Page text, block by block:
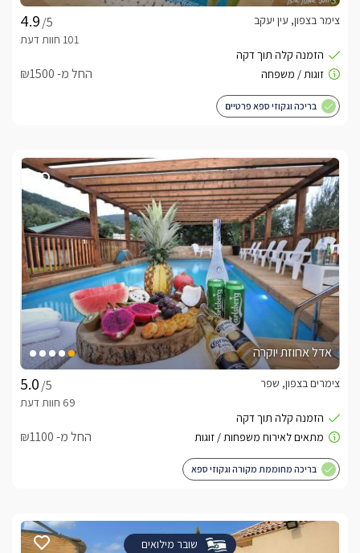
בלב המתחם מחכה בריכת שחייה בנויה, מחוממת ומקורה
המאפשרת רחצה נעימה בכל עונות השנה. סביב הבריכה תמצאו
לצד הבריכה עומד מתחם ספא משותף הכולל ג’קוזי ספא גדול
נשימה , יוצר חוויית חוץ רגועה, מאוזנת ומלאת שלווה, כזו שמלווה
אתכם הרבה אחרי שהחופשה מסתיימת.
מה כלול באירוח?
בהגיעכם לבקתה יחכו לכם מגוון פנוקים, בקבוק יין, חלב, שוקולדים
, חטיפים  ופירות העונה . בנוסף סבונים ומגבות רחצה
נעימות.בתוספת תשלום ובתיאום מראש (מול ספק חיצוני) ניתן
וכן להזמין מגוון טיפולי גוף ועיסויים להשלמת החוויה.
מה חשוב לדעת?
כל בקתה מתאימה לזוג +3 ילדים או 4 מבוגרים .מתחם הבריכה
והספא משותפים לשתי הבקתות.
לצפייה במדיניות ותנאי הזמנה -
אנו עושים הכל באהבה גדולה ומתוך רצון לאפשר
לאורחים שלנו ניתוק מחיי היום היום, נשמח לארח
/5
צימר בצפון, עין יעקב
החל מ- ₪1500
בריכה וגקוזי ספא פרטיים
אדל אחוזת יוקרה
/5
צימרים בצפון, שפר
החל מ- ₪1100
בריכה מחוממת מקורה וגקוזי ספא
שובר מילואים